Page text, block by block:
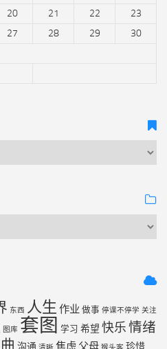
20 21 22
23
27 28 29
30
东西 人生 作业 做事 停课不停学 关注
图库 套图 学习 希望 快乐情绪
沟通 焦虑 父母 珍惜